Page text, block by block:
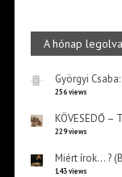
A hónap
Györgyi
256 views
KÖVESEDŐ –
229 views
Miért írok… ?
143 views